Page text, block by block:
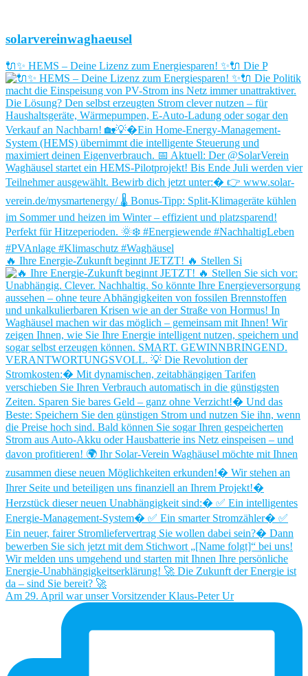
solarvereinwaghaeusel
🔌✨ HEMS – Deine Lizenz zum Energiesparen! ✨🔌 Die P
🔥 Ihre Energie-Zukunft beginnt JETZT! 🔥 Stellen Si
Am 29. April war unser Vorsitzender Klaus-Peter Ur